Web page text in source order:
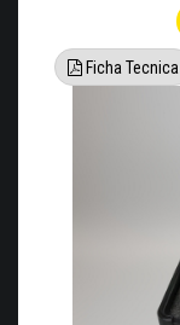
Ficha Tecnica